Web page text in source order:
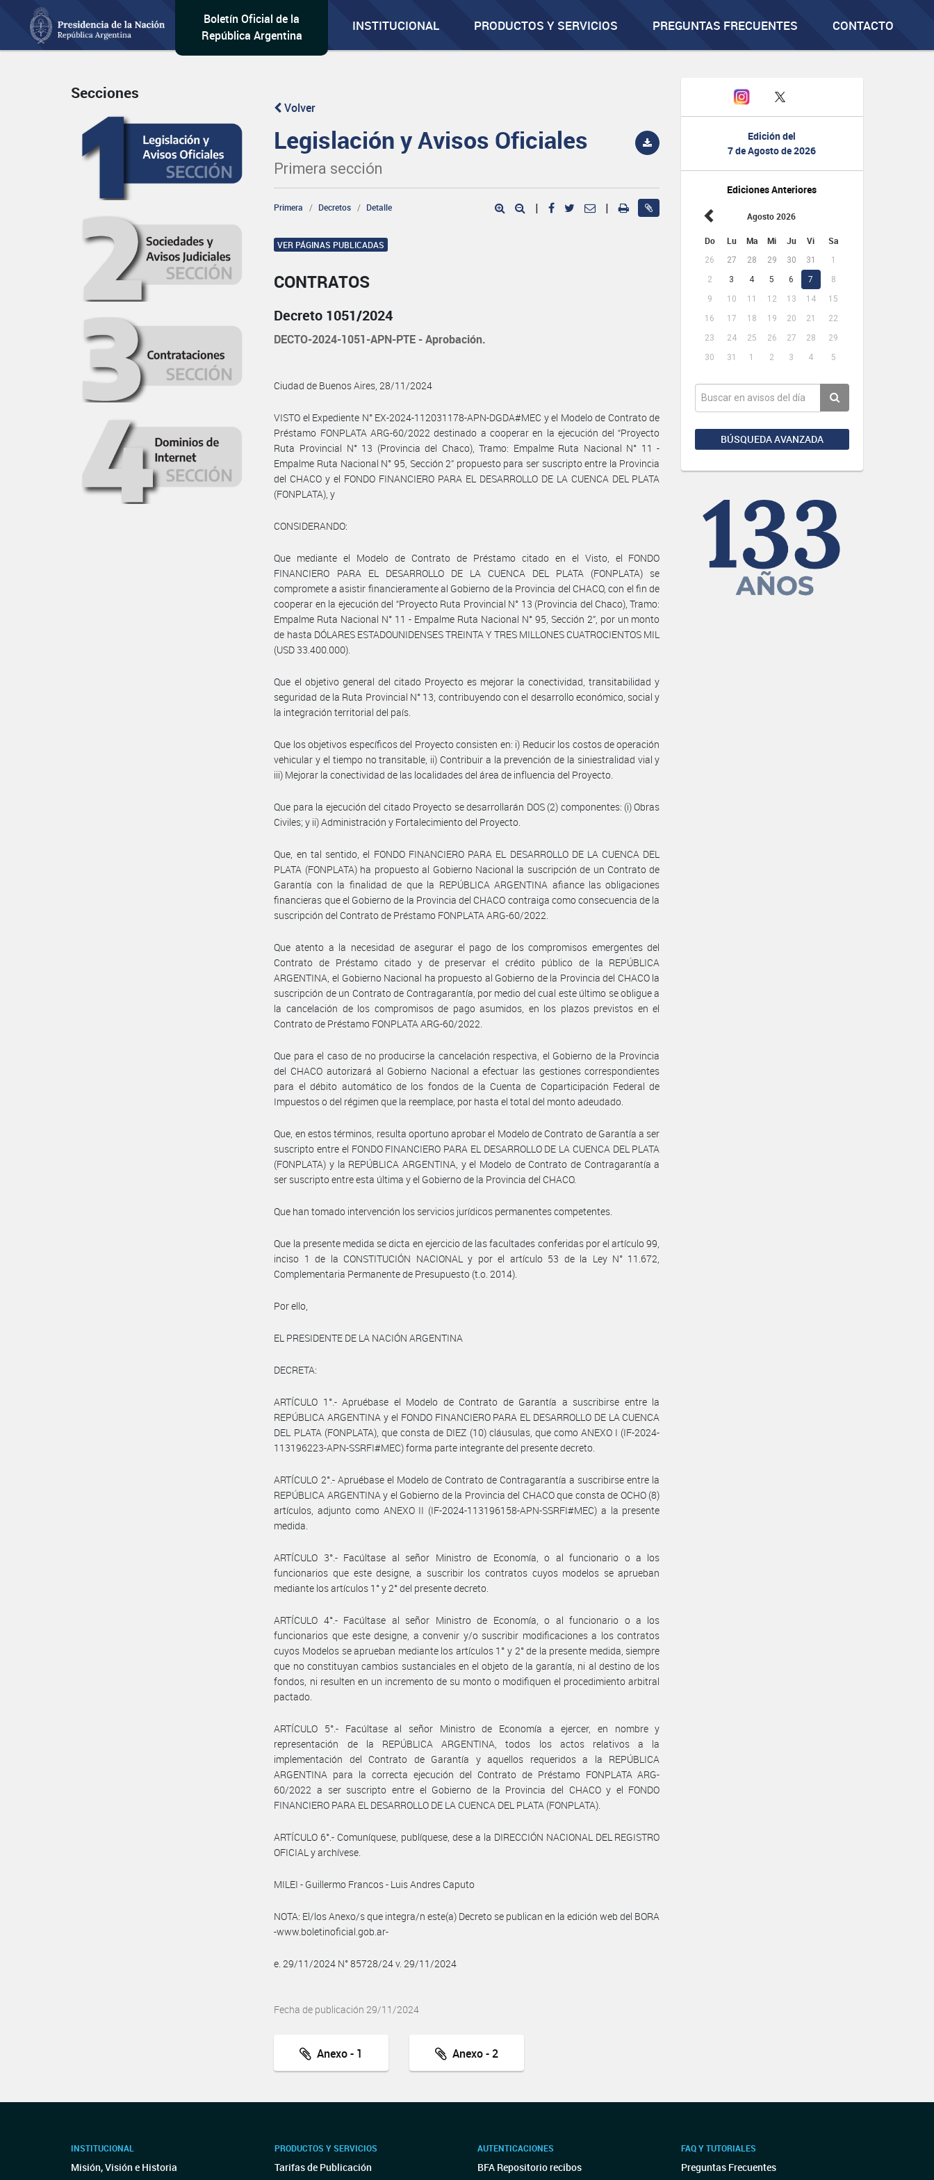
Boletín Oficial de la
República Argentina
INSTITUCIONAL PRODUCTOS Y SERVICIOS PREGUNTAS FRECUENTES CONTACTO
Edición del
7 de Agosto de 2026
Ediciones Anteriores
Agosto 2026
Do Lu Ma Mi Ju Vi Sa
26 27 28 29 30 31
1
2
3 4 5 6 7
8
9
10 11 12 13 14
15
16
17 18 19 20 21
22
23
24 25 26 27 28
29
30
31 1 2 3 4 5
BÚSQUEDA AVANZADA
Secciones
Volver
Legislación y Avisos Oficiales
Primera sección
Primera Decretos Detalle | |
VER PÁGINAS PUBLICADAS
CONTRATOS
Decreto 1051/2024
DECTO-2024-1051-APN-PTE - Aprobación.
Ciudad de Buenos Aires, 28/11/2024
VISTO el Expediente N° EX-2024-112031178-APN-DGDA#MEC y el Modelo de Contrato de
Préstamo FONPLATA ARG-60/2022 destinado a cooperar en la ejecución del “Proyecto
Ruta Provincial N° 13 (Provincia del Chaco), Tramo: Empalme Ruta Nacional N° 11 -
Empalme Ruta Nacional N° 95, Sección 2” propuesto para ser suscripto entre la Provincia
del CHACO y el FONDO FINANCIERO PARA EL DESARROLLO DE LA CUENCA DEL PLATA
(FONPLATA), y
CONSIDERANDO:
Que mediante el Modelo de Contrato de Préstamo citado en el Visto, el FONDO
FINANCIERO PARA EL DESARROLLO DE LA CUENCA DEL PLATA (FONPLATA) se
compromete a asistir financieramente al Gobierno de la Provincia del CHACO, con el fin de
cooperar en la ejecución del “Proyecto Ruta Provincial N° 13 (Provincia del Chaco), Tramo:
Empalme Ruta Nacional N° 11 - Empalme Ruta Nacional N° 95, Sección 2”, por un monto
de hasta DÓLARES ESTADOUNIDENSES TREINTA Y TRES MILLONES CUATROCIENTOS MIL
(USD 33.400.000).
Que el objetivo general del citado Proyecto es mejorar la conectividad, transitabilidad y
seguridad de la Ruta Provincial N° 13, contribuyendo con el desarrollo económico, social y
la integración territorial del país.
Que los objetivos específicos del Proyecto consisten en: i) Reducir los costos de operación
vehicular y el tiempo no transitable, ii) Contribuir a la prevención de la siniestralidad vial y
iii) Mejorar la conectividad de las localidades del área de influencia del Proyecto.
Que para la ejecución del citado Proyecto se desarrollarán DOS (2) componentes: (i) Obras
Civiles; y ii) Administración y Fortalecimiento del Proyecto.
Que, en tal sentido, el FONDO FINANCIERO PARA EL DESARROLLO DE LA CUENCA DEL
PLATA (FONPLATA) ha propuesto al Gobierno Nacional la suscripción de un Contrato de
Garantía con la finalidad de que la REPÚBLICA ARGENTINA afiance las obligaciones
financieras que el Gobierno de la Provincia del CHACO contraiga como consecuencia de la
suscripción del Contrato de Préstamo FONPLATA ARG-60/2022.
Que atento a la necesidad de asegurar el pago de los compromisos emergentes del
Contrato de Préstamo citado y de preservar el crédito público de la REPÚBLICA
ARGENTINA, el Gobierno Nacional ha propuesto al Gobierno de la Provincia del CHACO la
suscripción de un Contrato de Contragarantía, por medio del cual este último se obligue a
la cancelación de los compromisos de pago asumidos, en los plazos previstos en el
Contrato de Préstamo FONPLATA ARG-60/2022.
Que para el caso de no producirse la cancelación respectiva, el Gobierno de la Provincia
del CHACO autorizará al Gobierno Nacional a efectuar las gestiones correspondientes
para el débito automático de los fondos de la Cuenta de Coparticipación Federal de
Impuestos o del régimen que la reemplace, por hasta el total del monto adeudado.
Que, en estos términos, resulta oportuno aprobar el Modelo de Contrato de Garantía a ser
suscripto entre el FONDO FINANCIERO PARA EL DESARROLLO DE LA CUENCA DEL PLATA
(FONPLATA) y la REPÚBLICA ARGENTINA, y el Modelo de Contrato de Contragarantía a
ser suscripto entre esta última y el Gobierno de la Provincia del CHACO.
Que han tomado intervención los servicios jurídicos permanentes competentes.
Que la presente medida se dicta en ejercicio de las facultades conferidas por el artículo 99,
inciso 1 de la CONSTITUCIÓN NACIONAL y por el artículo 53 de la Ley N° 11.672,
Complementaria Permanente de Presupuesto (t.o. 2014).
Por ello,
EL PRESIDENTE DE LA NACIÓN ARGENTINA
DECRETA:
ARTÍCULO 1°.- Apruébase el Modelo de Contrato de Garantía a suscribirse entre la
REPÚBLICA ARGENTINA y el FONDO FINANCIERO PARA EL DESARROLLO DE LA CUENCA
DEL PLATA (FONPLATA), que consta de DIEZ (10) cláusulas, que como ANEXO I (IF-2024-
113196223-APN-SSRFI#MEC) forma parte integrante del presente decreto.
ARTÍCULO 2°.- Apruébase el Modelo de Contrato de Contragarantía a suscribirse entre la
REPÚBLICA ARGENTINA y el Gobierno de la Provincia del CHACO que consta de OCHO (8)
artículos, adjunto como ANEXO II (IF-2024-113196158-APN-SSRFI#MEC) a la presente
medida.
ARTÍCULO 3°.- Facúltase al señor Ministro de Economía, o al funcionario o a los
funcionarios que este designe, a suscribir los contratos cuyos modelos se aprueban
mediante los artículos 1° y 2° del presente decreto.
ARTÍCULO 4°.- Facúltase al señor Ministro de Economía, o al funcionario o a los
funcionarios que este designe, a convenir y/o suscribir modificaciones a los contratos
cuyos Modelos se aprueban mediante los artículos 1° y 2° de la presente medida, siempre
que no constituyan cambios sustanciales en el objeto de la garantía, ni al destino de los
fondos, ni resulten en un incremento de su monto o modifiquen el procedimiento arbitral
pactado.
ARTÍCULO 5°.- Facúltase al señor Ministro de Economía a ejercer, en nombre y
representación de la REPÚBLICA ARGENTINA, todos los actos relativos a la
implementación del Contrato de Garantía y aquellos requeridos a la REPÚBLICA
ARGENTINA para la correcta ejecución del Contrato de Préstamo FONPLATA ARG-
60/2022 a ser suscripto entre el Gobierno de la Provincia del CHACO y el FONDO
FINANCIERO PARA EL DESARROLLO DE LA CUENCA DEL PLATA (FONPLATA).
ARTÍCULO 6°.- Comuníquese, publíquese, dese a la DIRECCIÓN NACIONAL DEL REGISTRO
OFICIAL y archívese.
MILEI - Guillermo Francos - Luis Andres Caputo
NOTA: El/los Anexo/s que integra/n este(a) Decreto se publican en la edición web del BORA
-www.boletinoficial.gob.ar-
e. 29/11/2024 N° 85728/24 v. 29/11/2024
Fecha de publicación 29/11/2024
Anexo - 1 Anexo - 2
INSTITUCIONAL
Misión, Visión e Historia
PRODUCTOS Y SERVICIOS
Tarifas de Publicación
AUTENTICACIONES
BFA Repositorio recibos
FAQ Y TUTORIALES
Preguntas Frecuentes